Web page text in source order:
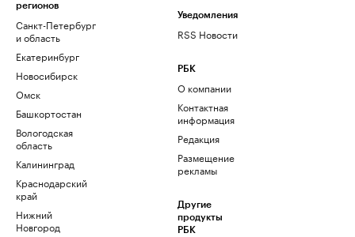
регионов
Санкт-Петербург
и область
Екатеринбург
Новосибирск
Омск
Башкортостан
Вологодская
область
Калининград
Краснодарский
край
Нижний
Новгород
Уведомления
RSS Новости
РБК
О компании
Контактная
информация
Редакция
Размещение
рекламы
Другие
продукты
РБК